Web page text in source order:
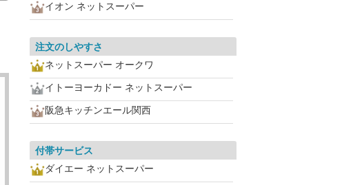
イオン ネットスーパー
注文のしやすさ
ネットスーパー オークワ
イトーヨーカドー ネットスーパー
阪急キッチンエール関西
付帯サービス
ダイエー ネットスーパー